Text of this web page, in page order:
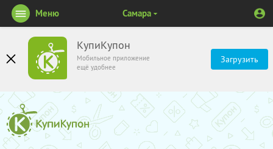
КупиКупон
Мобильное приложение
ещё удобнее
Загрузить
Меню Самара